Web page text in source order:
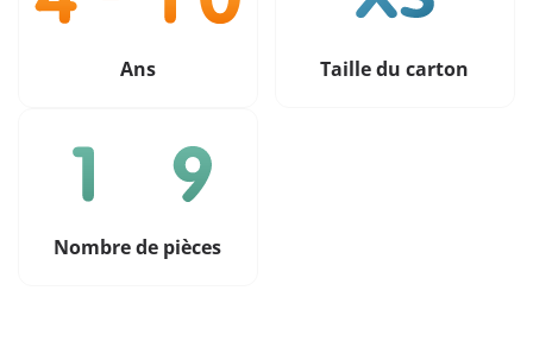
Ans Taille du carton
Nombre de pièces